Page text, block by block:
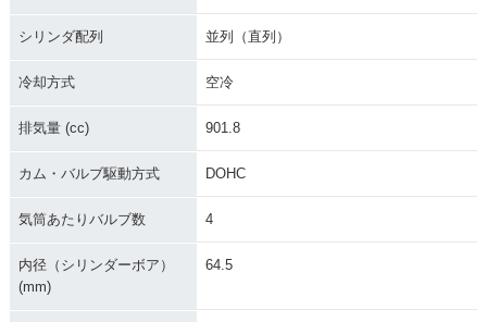
シリンダ配列 並列（直列）
冷却方式 空冷
排気量 (cc) 901.8
カム・バルブ駆動方式 DOHC
気筒あたりバルブ数 4
内径（シリンダーボア）
(mm)
64.5